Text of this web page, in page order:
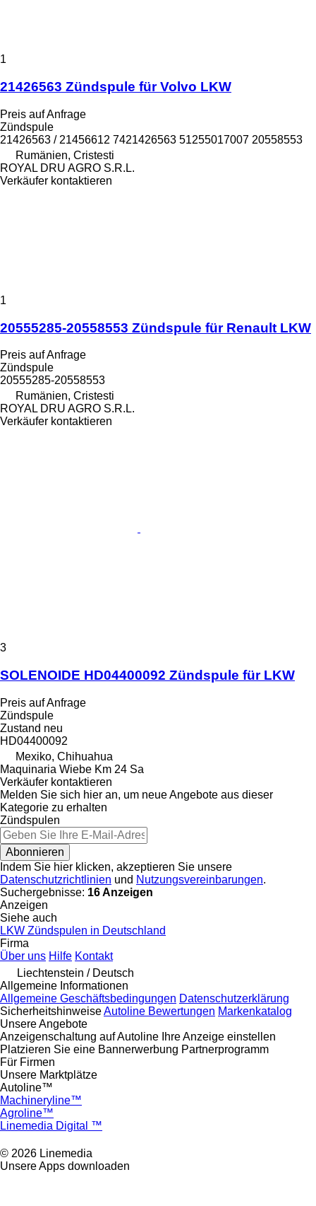
1
21426563 Zündspule für Volvo LKW
Preis auf Anfrage
Zündspule
21426563 / 21456612 7421426563 51255017007 20558553
Rumänien, Cristesti
ROYAL DRU AGRO S.R.L.
Verkäufer kontaktieren
1
20555285-20558553 Zündspule für Renault LKW
Preis auf Anfrage
Zündspule
20555285-20558553
Rumänien, Cristesti
ROYAL DRU AGRO S.R.L.
Verkäufer kontaktieren
3
SOLENOIDE HD04400092 Zündspule für LKW
Preis auf Anfrage
Zündspule
Zustand neu
HD04400092
Mexiko, Chihuahua
Maquinaria Wiebe Km 24 Sa
Verkäufer kontaktieren
Melden Sie sich hier an, um neue Angebote aus dieser
Kategorie zu erhalten
Zündspulen
Abonnieren
Indem Sie hier klicken, akzeptieren Sie unsere
Datenschutzrichtlinien und Nutzungsvereinbarungen.
Suchergebnisse: 16 Anzeigen
Anzeigen
Siehe auch
LKW Zündspulen in Deutschland
Firma
Über uns Hilfe Kontakt
Liechtenstein / Deutsch
Allgemeine Informationen
Allgemeine Geschäftsbedingungen Datenschutzerklärung
SicherheitshinweiseAutoline Bewertungen Markenkatalog
Unsere Angebote
Anzeigenschaltung auf Autoline Ihre Anzeige einstellen
Platzieren Sie eine Bannerwerbung Partnerprogramm
Für Firmen
Unsere Marktplätze
Autoline™
Machineryline™
Agroline™
Linemedia Digital ™
© 2026 Linemedia
Unsere Apps downloaden